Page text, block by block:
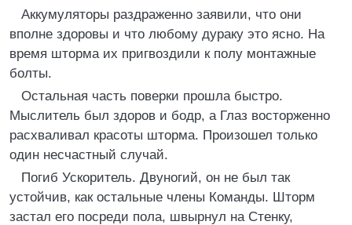
Аккумуляторы раздраженно заявили, что они
вполне здоровы и что любому дураку это ясно. На
время шторма их пригвоздили к полу монтажные
болты.
Остальная часть поверки прошла быстро.
Мыслитель был здоров и бодр, а Глаз восторженно
расхваливал красоты шторма. Произошел только
один несчастный случай.
Погиб Ускоритель. Двуногий, он не был так
устойчив, как остальные члены Команды. Шторм
застал его посреди пола, швырнул на Стенку,